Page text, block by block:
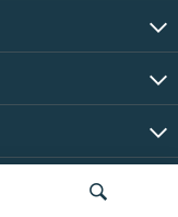
Все права защищены.